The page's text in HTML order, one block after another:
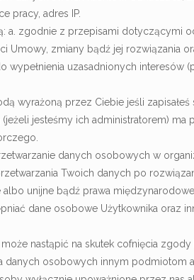
pracy, adres IP.
a. zgodnie z przepisami dotyczącymi
Umowy, zmiany bądź jej rozwiązania
wypełnienia uzasadnionych
wyrażoną przez Ciebie jeśli zapisałeś
jesteśmy ich administratorem)
danych osobowych w
Twoich danych po
unijne bądź prawa
dane osobowe Użytkownika
nastąpić na skutek cofnięcia
danych osobowych innym podmiotom